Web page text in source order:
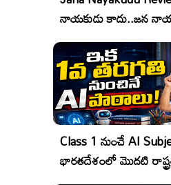
నాయకుడు కాదు..జన
రేటింగ్!
Class 1 నుంచే AI
భారతదేశంలో మొదటి